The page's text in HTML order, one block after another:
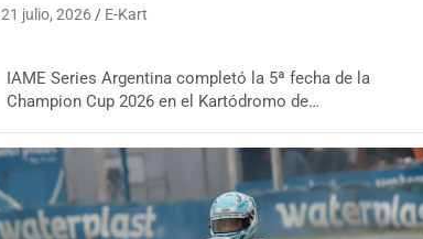
21 julio, 2026 E-Kart
IAME Series Argentina completó la 5ª fecha de la
Champion Cup 2026 en el Kartódromo de…